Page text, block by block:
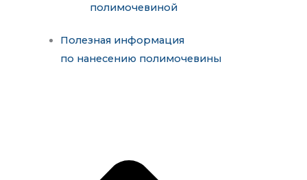
полимочевиной
Полезная информация
по нанесению полимочевины